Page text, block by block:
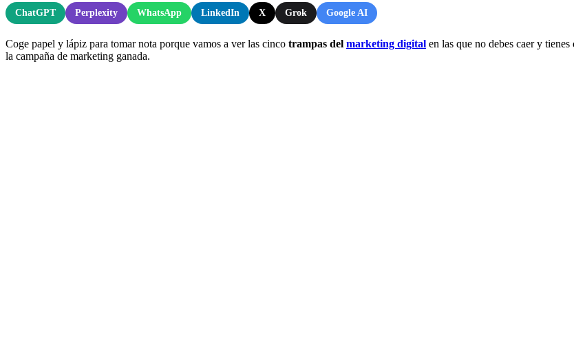
ChatGPT Perplexity WhatsApp LinkedIn X Grok Google AI
Coge papel y lápiz para tomar nota porque vamos a ver las cinco trampas del marketing digital en las que no debes caer y
la campaña de marketing ganada.